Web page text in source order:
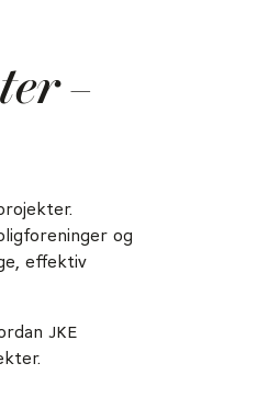
–
og
effektiv
JKE